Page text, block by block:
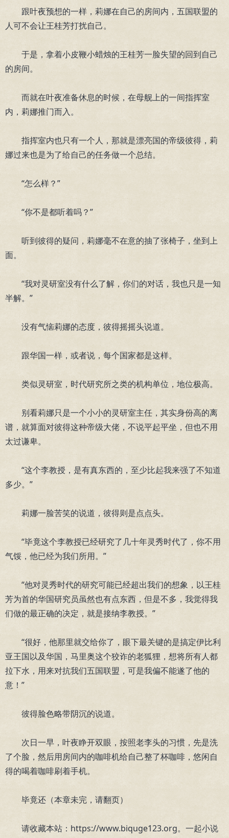
跟叶夜预想的一样，莉娜在自己的房间内，五国联盟的
人可不会让王桂芳打扰自己。
于是，拿着小皮鞭小蜡烛的王桂芳一脸失望的回到自己
的房间。
而就在叶夜准备休息的时候，在母舰上的一间指挥室
内，莉娜推门而入。
指挥室内也只有一个人，那就是漂亮国的帝级彼得，莉
娜过来也是为了给自己的任务做一个总结。
“怎么样？”
“你不是都听着吗？”
听到彼得的疑问，莉娜毫不在意的抽了张椅子，坐到上
面。
“我对灵研室没有什么了解，你们的对话，我也只是一知
半解。”
没有气恼莉娜的态度，彼得摇摇头说道。
跟华国一样，或者说，每个国家都是这样。
类似灵研室，时代研究所之类的机构单位，地位极高。
别看莉娜只是一个小小的灵研室主任，其实身份高的离
谱，就算面对彼得这种帝级大佬，不说平起平坐，但也不用
太过谦卑。
“这个李教授，是有真东西的，至少比起我来强了不知道
多少。”
莉娜一脸苦笑的说道，彼得则是点点头。
“毕竟这个李教授已经研究了几十年灵秀时代了，你不用
气馁，他已经为我们所用。”
“他对灵秀时代的研究可能已经超出我们的想象，以王桂
芳为首的华国研究员虽然也有点东西，但是不多，我觉得我
们做的最正确的决定，就是接纳李教授。”
“很好，他那里就交给你了，眼下最关键的是搞定伊比利
亚王国以及华国，马里奥这个狡诈的老狐狸，想将所有人都
拉下水，用来对抗我们五国联盟，可是我偏不能遂了他的
意！”
彼得脸色略带阴沉的说道。
次日一早，叶夜睁开双眼，按照老李头的习惯，先是洗
了个脸，然后用房间内的咖啡机给自己整了杯咖啡，悠闲自
得的喝着咖啡刷着手机。
毕竟还（本章未完，请翻页）
请收藏本站：https://www.biquge123.org。一起小说